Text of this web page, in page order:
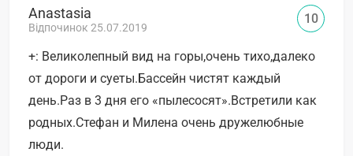
Anastasia
Відпочинок 25.07.2019
+: Великолепный вид на горы,очень тихо,далеко
от дороги и суеты.Бассейн чистят каждый
день.Раз в 3 дня его «пылесосят».Встретили как
родных.Стефан и Милена очень дружелюбные
люди.
10